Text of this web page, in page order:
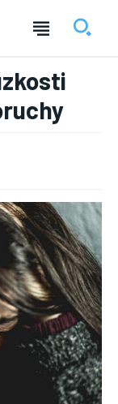
pro zdravý životní